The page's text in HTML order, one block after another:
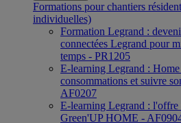
Formations pour chantiers
individuelles)
Formation Legrand :
connectées Legrand pour
temps - PR1205
E-learning Legrand :
consommations et suivre
AF0207
E-learning Legrand : l'offre
Green'UP HOME -